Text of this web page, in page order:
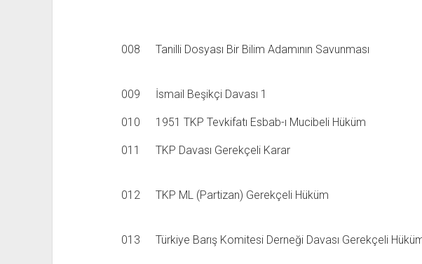
008 Tanilli Dosyası Bir Bilim Adamının Savunması
009 İsmail Beşikçi Davası 1
010 1951 TKP Tevkifatı Esbab-ı Mucibeli Hüküm
011 TKP Davası Gerekçeli Karar
012 TKP ML (Partizan) Gerekçeli Hüküm
013 Türkiye Barış Komitesi Derneği Davası Gerekçeli